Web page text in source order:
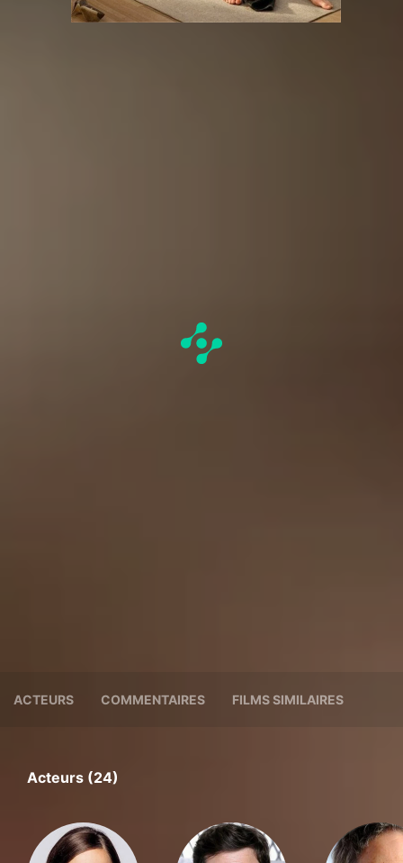
ACTEURS COMMENTAIRES FILMS SIMILAIRES
Acteurs (24)